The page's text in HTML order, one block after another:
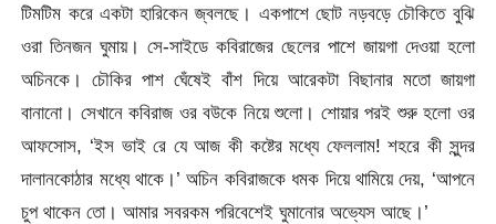
টিমটিম করে একটা হারিকেন জ্বলছে। একপাশে ছোট নড়বড়ে চৌকিতে বুঝি
ওরা তিনজন ঘুমায়। সে-সাইডে কবিরাজের ছেলের পাশে জায়গা দেওয়া হলো
অচিনকে। চৌকির পাশ ঘেঁষেই বাঁশ দিয়ে আরেকটা বিছানার মতো জায়গা
বানানো। সেখানে কবিরাজ ওর বউকে নিয়ে শুলো। শোয়ার পরই শুরু হলো ওর
আফসোস, ‘ইস ভাই রে যে আজ কী কষ্টের মধ্যে ফেললাম! শহরে কী সুন্দর
দালানকোঠার মধ্যে থাকে।’ অচিন কবিরাজকে ধমক দিয়ে থামিয়ে দেয়, ‘আপনে
চুপ থাকেন তো। আমার সবরকম পরিবেশেই ঘুমানোর অভ্যেস আছে।’